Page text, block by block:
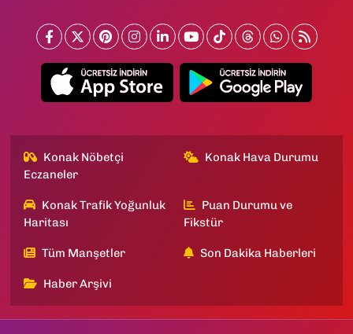
Konak Nöbetçi
Eczaneler
Konak Hava Durumu
Konak Trafik Yoğunluk
Haritası
Puan Durumu ve
Fikstür
Tüm Manşetler Son Dakika Haberleri
Haber Arşivi